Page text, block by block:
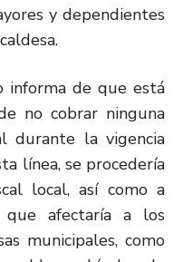
y dependientes
informa de que está
no cobrar ninguna
durante la vigencia
línea, se procedería
local, así como a
que afectaría a los
municipales, como